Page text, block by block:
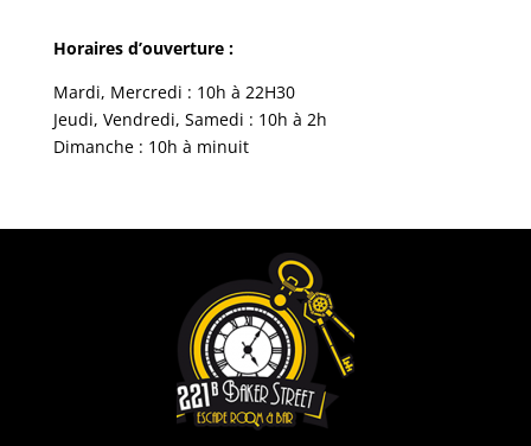
Horaires d’ouverture :
Mardi, Mercredi : 10h à 22H30
Jeudi, Vendredi, Samedi : 10h à 2h
Dimanche : 10h à minuit